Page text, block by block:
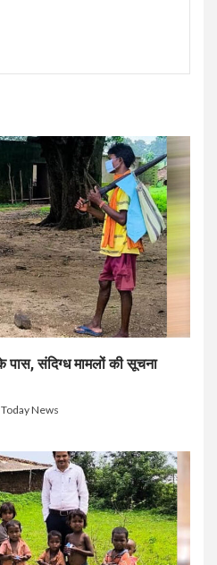
पास, संदिग्ध मामलों की सूचना
News